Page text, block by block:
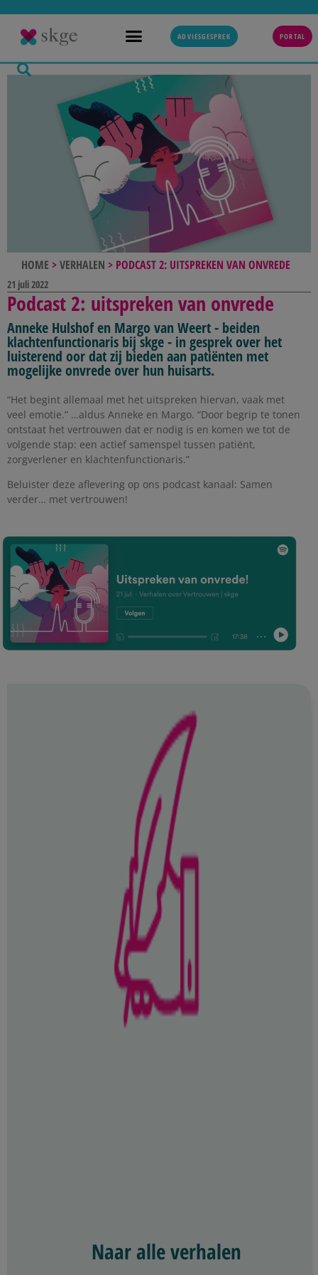
ADVIESGESPREK PORTAL
HOME >VERHALEN > PODCAST 2: UITSPREKEN VAN ONVREDE
21 juli 2022
Podcast 2: uitspreken van onvrede
Anneke Hulshof en Margo van Weert - beiden
klachtenfunctionaris bij skge - in gesprek over het
luisterend oor dat zij bieden aan patiënten met
mogelijke onvrede over hun huisarts.
“Het begint allemaal met het uitspreken hiervan, vaak met
veel emotie.” …aldus Anneke en Margo. “Door begrip te tonen
ontstaat het vertrouwen dat er nodig is en komen we tot de
volgende stap: een actief samenspel tussen patiënt,
zorgverlener en klachtenfunctionaris.”
Beluister deze aflevering op ons podcast kanaal: Samen
verder… met vertrouwen!
Naar alle verhalen